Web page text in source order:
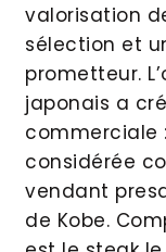
valorisation
sélection et
prometteur.
japonais a
commerciale
considérée
vendant
de Kobe.